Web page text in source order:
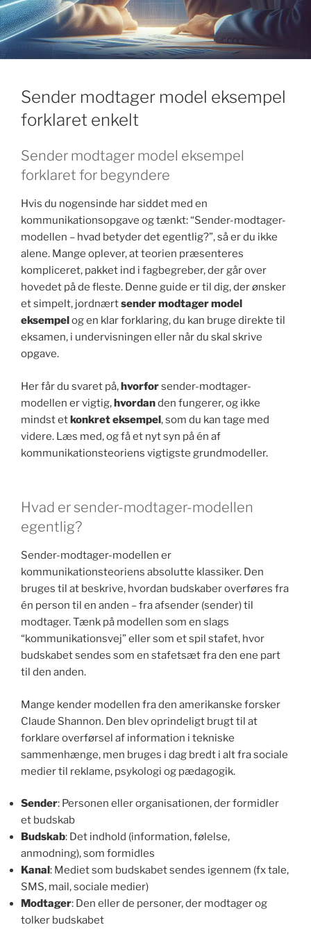
k
Sender modtager model eksempel
forklaret enkelt
Sender modtager model eksempel
forklaret for begyndere
Hvis du nogensinde har siddet med en
kommunikationsopgave og tænkt: “Sender-modtager-
modellen – hvad betyder det egentlig?”, så er du ikke
alene. Mange oplever, at teorien præsenteres
kompliceret, pakket ind i fagbegreber, der går over
hovedet på de fleste. Denne guide er til dig, der ønsker
et simpelt, jordnærtsender modtager model
eksempelog en klar forklaring, du kan bruge direkte til
eksamen, i undervisningen eller når du skal skrive
opgave.
Her får du svaret på,hvorforsender-modtager-
modellen er vigtig,hvordanden fungerer, og ikke
mindst etkonkret eksempel, som du kan tage med
videre. Læs med, og få et nyt syn på én af
kommunikationsteoriens vigtigste grundmodeller.
Hvad er sender-modtager-modellen
egentlig?
Sender-modtager-modellen er
kommunikationsteoriens absolutte klassiker. Den
bruges til at beskrive, hvordan budskaber overføres fra
én person til en anden – fra afsender (sender) til
modtager. Tænk på modellen som en slags
“kommunikationsvej” eller som et spil stafet, hvor
budskabet sendes som en stafetsæt fra den ene part
til den anden.
Mange kender modellen fra den amerikanske forsker
Claude Shannon. Den blev oprindeligt brugt til at
forklare overførsel af information i tekniske
sammenhænge, men bruges i dag bredt i alt fra sociale
medier til reklame, psykologi og pædagogik.
Sender: Personen eller organisationen, der formidler
et budskab
Budskab: Det indhold (information, følelse,
anmodning), som formidles
Kanal: Mediet som budskabet sendes igennem (fx tale,
SMS, mail, sociale medier)
Modtager: Den eller de personer, der modtager og
tolker budskabet